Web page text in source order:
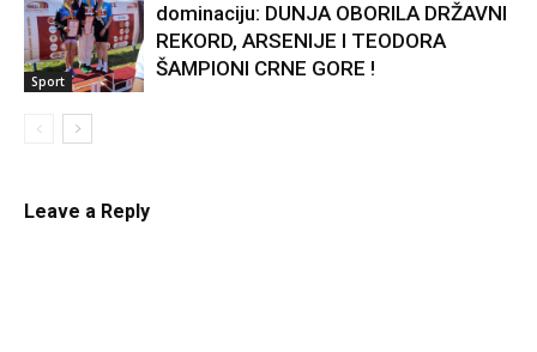
Kultura
Sport
dominaciju: DUNJA OBORILA DRŽAVNI
REKORD, ARSENIJE I TEODORA
ŠAMPIONI CRNE GORE !
Leave a Reply